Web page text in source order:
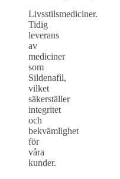
Livsstilsmediciner.
Tidig
leverans
av
mediciner
som
Sildenafil,
vilket
säkerställer
integritet
och
bekvämlighet
för
våra
kunder.